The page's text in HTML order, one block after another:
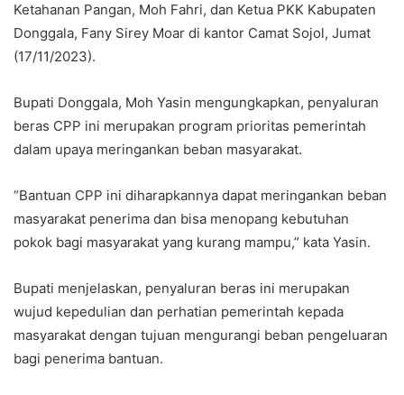
Ketahanan Pangan, Moh Fahri, dan Ketua PKK Kabupaten
Donggala, Fany Sirey Moar di kantor Camat Sojol, Jumat
(17/11/2023).
Bupati Donggala, Moh Yasin mengungkapkan, penyaluran
beras CPP ini merupakan program prioritas pemerintah
dalam upaya meringankan beban masyarakat.
“Bantuan CPP ini diharapkannya dapat meringankan beban
masyarakat penerima dan bisa menopang kebutuhan
pokok bagi masyarakat yang kurang mampu,” kata Yasin.
Bupati menjelaskan, penyaluran beras ini merupakan
wujud kepedulian dan perhatian pemerintah kepada
masyarakat dengan tujuan mengurangi beban pengeluaran
bagi penerima bantuan.